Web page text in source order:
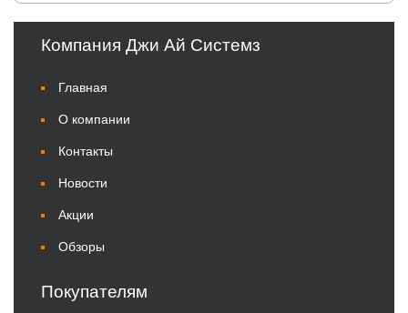
Компания Джи Ай Системз
Главная
О компании
Контакты
Новости
Акции
Обзоры
Покупателям